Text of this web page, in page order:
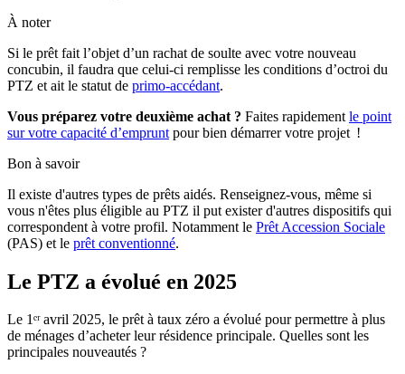
À noter
Si le prêt fait l’objet d’un rachat de soulte avec votre nouveau
concubin, il faudra que celui-ci remplisse les conditions d’octroi du
PTZ et ait le statut de primo-accédant.
Vous préparez votre deuxième achat ? Faites rapidement le point
sur votre capacité d’emprunt pour bien démarrer votre projet !
Bon à savoir
Il existe d'autres types de prêts aidés. Renseignez-vous, même si
vous n'êtes plus éligible au PTZ il put exister d'autres dispositifs qui
correspondent à votre profil. Notamment le Prêt Accession Sociale
(PAS) et le prêt conventionné.
Le PTZ a évolué en 2025
Le 1ᵉʳ avril 2025, le prêt à taux zéro a évolué pour permettre à plus
de ménages d’acheter leur résidence principale. Quelles sont les
principales nouveautés ?